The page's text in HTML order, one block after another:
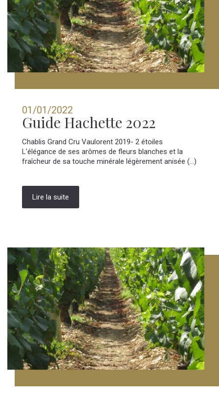
01/01/2022
Guide Hachette 2022
Chablis Grand Cru Vaulorent 2019- 2 étoiles
L'élégance de ses arômes de fleurs blanches et la
fraîcheur de sa touche minérale légèrement anisée (...)
Lire la suite